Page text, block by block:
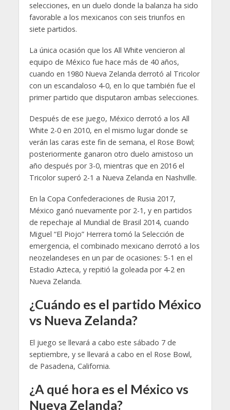
selecciones, en un duelo donde la balanza ha sido
favorable a los mexicanos con seis triunfos en
siete partidos.
La única ocasión que los All White vencieron al
equipo de México fue hace más de 40 años,
cuando en 1980 Nueva Zelanda derrotó al Tricolor
con un escandaloso 4-0, en lo que también fue el
primer partido que disputaron ambas selecciones.
Después de ese juego, México derrotó a los All
White 2-0 en 2010, en el mismo lugar donde se
verán las caras este fin de semana, el Rose Bowl;
posteriormente ganaron otro duelo amistoso un
año después por 3-0, mientras que en 2016 el
Tricolor superó 2-1 a Nueva Zelanda en Nashville.
En la Copa Confederaciones de Rusia 2017,
México ganó nuevamente por 2-1, y en partidos
de repechaje al Mundial de Brasil 2014, cuando
Miguel “El Piojo” Herrera tomó la Selección de
emergencia, el combinado mexicano derrotó a los
neozelandeses en un par de ocasiones: 5-1 en el
Estadio Azteca, y repitió la goleada por 4-2 en
Nueva Zelanda.
¿Cuándo es el partido México
vs Nueva Zelanda?
El juego se llevará a cabo este sábado 7 de
septiembre, y se llevará a cabo en el Rose Bowl,
de Pasadena, California.
¿A qué hora es el México vs
Nueva Zelanda?